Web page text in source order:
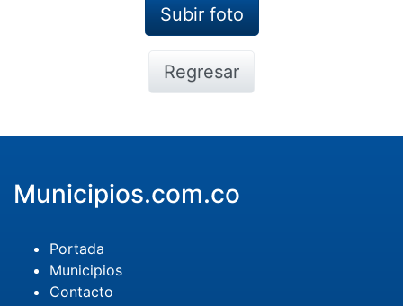
Regresar
Municipios.com.co
Portada
Municipios
Contacto